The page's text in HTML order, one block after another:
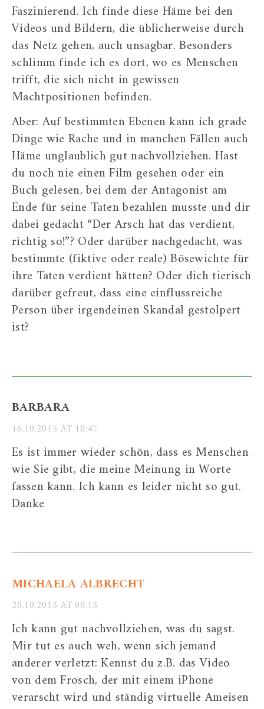
Faszinierend. Ich finde diese Häme bei den
Videos und Bildern, die üblicherweise durch
das Netz gehen, auch unsagbar. Besonders
schlimm finde ich es dort, wo es Menschen
trifft, die sich nicht in gewissen
Machtpositionen befinden.
Aber: Auf bestimmten Ebenen kann ich grade
Dinge wie Rache und in manchen Fällen auch
Häme unglaublich gut nachvollziehen. Hast
du noch nie einen Film gesehen oder ein
Buch gelesen, bei dem der Antagonist am
Ende für seine Taten bezahlen musste und dir
dabei gedacht “Der Arsch hat das verdient,
richtig so!”? Oder darüber nachgedacht, was
bestimmte (fiktive oder reale) Bösewichte für
ihre Taten verdient hätten? Oder dich tierisch
darüber gefreut, dass eine einflussreiche
Person über irgendeinen Skandal gestolpert
ist?
BARBARA
16.10.2015 AT 10:47
Es ist immer wieder schön, dass es Menschen
wie Sie gibt, die meine Meinung in Worte
fassen kann. Ich kann es leider nicht so gut.
Danke
MICHAELA ALBRECHT
20.10.2015 AT 00:15
Ich kann gut nachvollziehen, was du sagst.
Mir tut es auch weh, wenn sich jemand
anderer verletzt: Kennst du z.B. das Video
von dem Frosch, der mit einem iPhone
verarscht wird und ständig virtuelle Ameisen